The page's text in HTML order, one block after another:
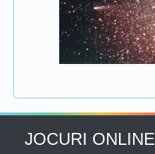
JOCURI ONLINE